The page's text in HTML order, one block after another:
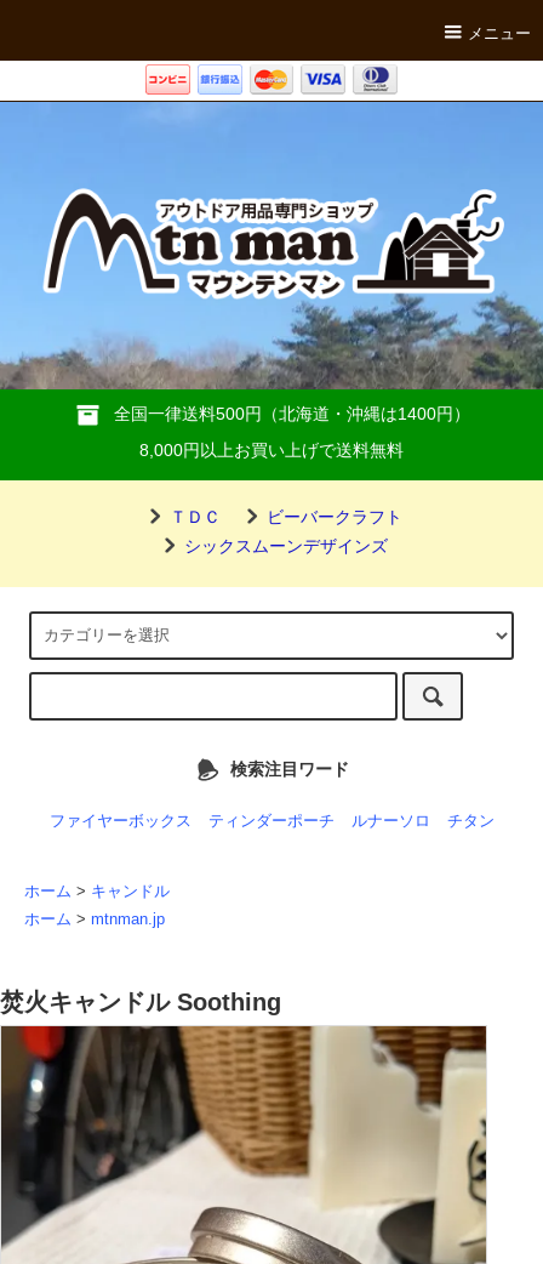
メニュー
全国一律送料500円（北海道・沖縄は1400円）
8,000円以上お買い上げで送料無料
ＴＤＣ
ビーバークラフト
シックスムーンデザインズ
検索注目ワード
ファイヤーボックス ティンダーポーチ ルナーソロ チタン
ホーム > キャンドル
ホーム > mtnman.jp
焚火キャンドル Soothing